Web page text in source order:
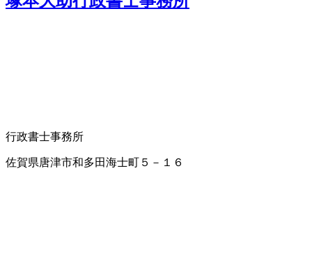
行政書士事務所
佐賀県唐津市和多田海士町５－１６